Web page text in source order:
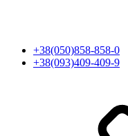
+38(050)858-858-0
+38(093)409-409-9